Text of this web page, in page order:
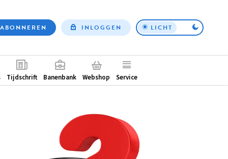
Top
ABONNEREN INLOGGEN LICHT
Tijdschrift Banenbank Webshop Service